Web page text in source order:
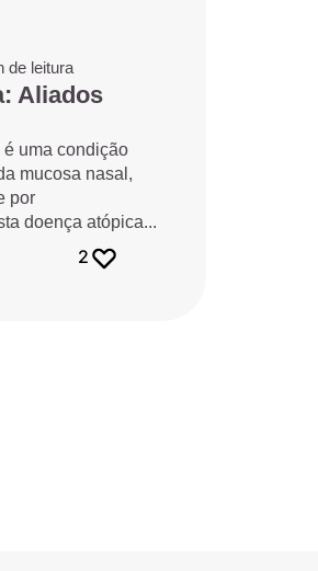
de leitura
Aliados
uma condição
mucosa nasal,
por
doença atópica...
2